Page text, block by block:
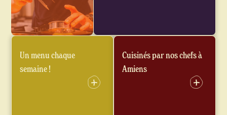
Un menu chaque
semaine !
Cuisinés par nos chefs à
Amiens